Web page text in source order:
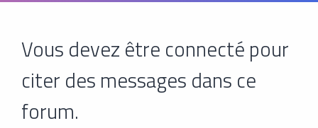
Vous devez être connecté pour
citer des messages dans ce
forum.